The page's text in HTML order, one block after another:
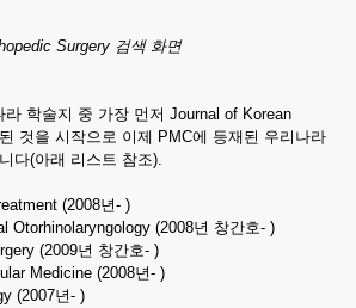
Surgery 검색 화면
라 학술지 중 가장 먼저 Journal of Korean
것을 시작으로 이제 PMC에 등재된 우리나라
다(아래 리스트 참조).
(2008년- )
Otorhinolaryngology (2008년 창간호- )
(2009년 창간호- )
Medicine (2008년- )
(2007년- )